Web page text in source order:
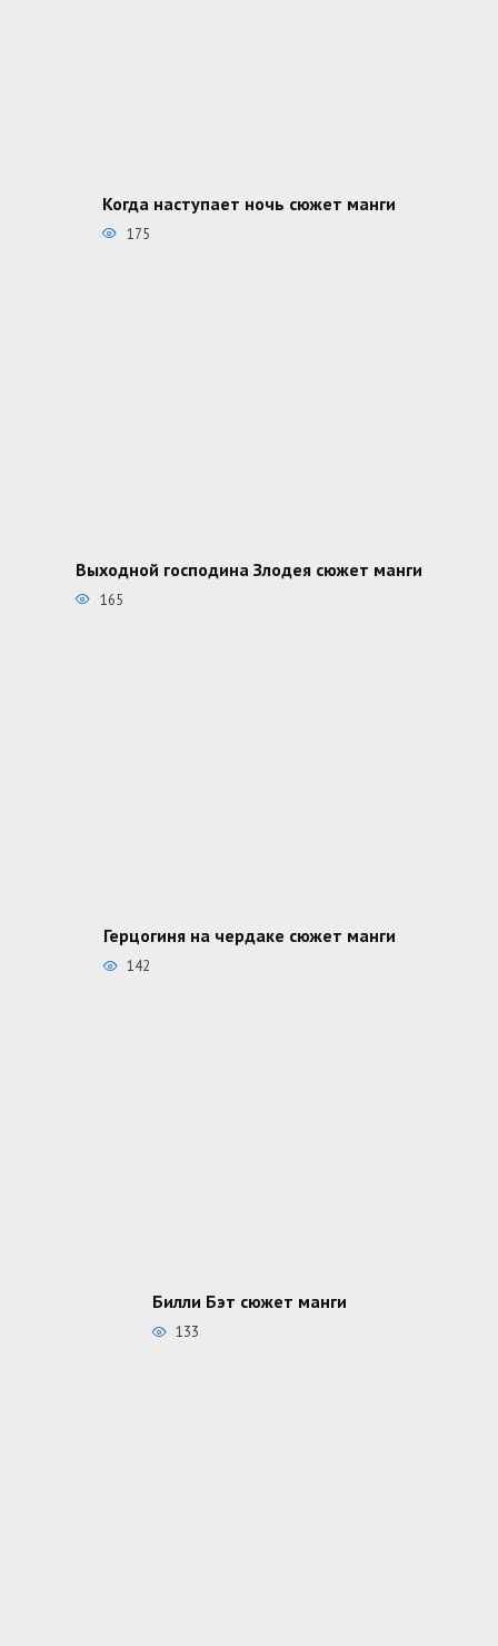
Когда наступает ночь сюжет манги
175
Выходной господина Злодея сюжет манги
165
Герцогиня на чердаке сюжет манги
142
Билли Бэт сюжет манги
133